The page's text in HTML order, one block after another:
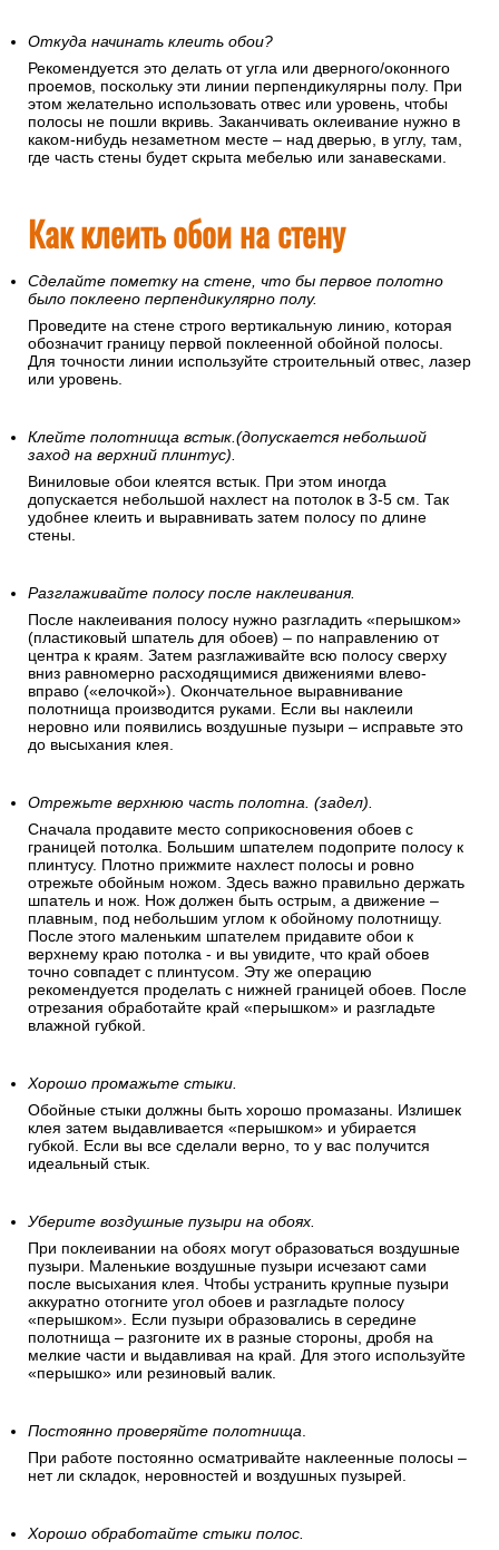
Откуда начинать клеить обои?
Рекомендуется это делать от угла или дверного/оконного
проемов, поскольку эти линии перпендикулярны полу. При
этом желательно использовать отвес или уровень, чтобы
полосы не пошли вкривь. Заканчивать оклеивание нужно в
каком-нибудь незаметном месте – над дверью, в углу, там,
где часть стены будет скрыта мебелью или занавесками.
Как клеить обои на стену
Сделайте пометку на стене, что бы первое полотно
было поклеено перпендикулярно полу.
Проведите на стене строго вертикальную линию, которая
обозначит границу первой поклеенной обойной полосы.
Для точности линии используйте строительный отвес, лазер
или уровень.
Клейте полотнища встык.(допускается небольшой
заход на верхний плинтус).
Виниловые обои клеятся встык. При этом иногда
допускается небольшой нахлест на потолок в 3-5 см. Так
удобнее клеить и выравнивать затем полосу по длине
стены.
Разглаживайте полосу после наклеивания.
После наклеивания полосу нужно разгладить «перышком»
(пластиковый шпатель для обоев) – по направлению от
центра к краям. Затем разглаживайте всю полосу сверху
вниз равномерно расходящимися движениями влево-
вправо («елочкой»). Окончательное выравнивание
полотнища производится руками. Если вы наклеили
неровно или появились воздушные пузыри – исправьте это
до высыхания клея.
Отрежьте верхнюю часть полотна. (задел).
Сначала продавите место соприкосновения обоев с
границей потолка. Большим шпателем подоприте полосу к
плинтусу. Плотно прижмите нахлест полосы и ровно
отрежьте обойным ножом. Здесь важно правильно держать
шпатель и нож. Нож должен быть острым, а движение –
плавным, под небольшим углом к обойному полотнищу.
После этого маленьким шпателем придавите обои к
верхнему краю потолка - и вы увидите, что край обоев
точно совпадет с плинтусом. Эту же операцию
рекомендуется проделать с нижней границей обоев. После
отрезания обработайте край «перышком» и разгладьте
влажной губкой.
Хорошо промажьте стыки.
Обойные стыки должны быть хорошо промазаны. Излишек
клея затем выдавливается «перышком» и убирается
губкой. Если вы все сделали верно, то у вас получится
идеальный стык.
Уберите воздушные пузыри на обоях.
При поклеивании на обоях могут образоваться воздушные
пузыри. Маленькие воздушные пузыри исчезают сами
после высыхания клея. Чтобы устранить крупные пузыри
аккуратно отогните угол обоев и разгладьте полосу
«перышком». Если пузыри образовались в середине
полотнища – разгоните их в разные стороны, дробя на
мелкие части и выдавливая на край. Для этого используйте
«перышко» или резиновый валик.
Постоянно проверяйте полотнища.
При работе постоянно осматривайте наклеенные полосы –
нет ли складок, неровностей и воздушных пузырей.
Хорошо обработайте стыки полос.